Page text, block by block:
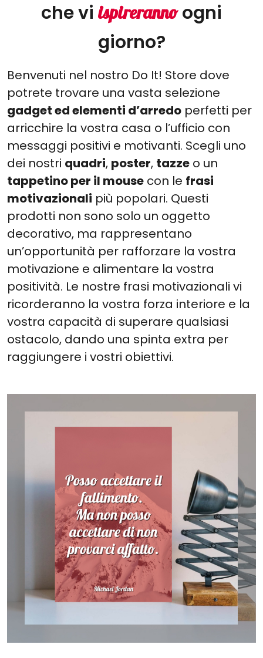
che vi ispirerannoogni
giorno?
Benvenuti nel nostro Do It! Store dove
potrete trovare una vasta selezione
gadget ed elementi d’arredo perfetti per
arricchire la vostra casa o l’ufficio con
messaggi positivi e motivanti. Scegli uno
dei nostri quadri, poster, tazze o un
tappetino per il mouse con le frasi
motivazionali più popolari. Questi
prodotti non sono solo un oggetto
decorativo, ma rappresentano
un’opportunità per rafforzare la vostra
motivazione e alimentare la vostra
positività. Le nostre frasi motivazionali vi
ricorderanno la vostra forza interiore e la
vostra capacità di superare qualsiasi
ostacolo, dando una spinta extra per
raggiungere i vostri obiettivi.